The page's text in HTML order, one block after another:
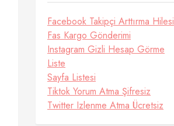
Facebook Takipçi Arttırma Hilesi
Fas Kargo Gönderimi
Instagram Gizli Hesap Görme
Liste
Sayfa Listesi
Tiktok Yorum Atma Şifresiz
Twitter Izlenme Atma Ücretsiz